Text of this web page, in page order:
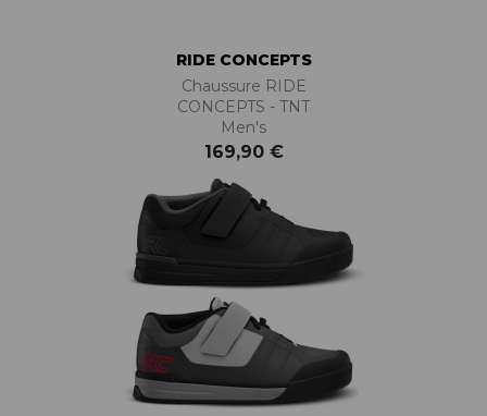
RIDE CONCEPTS
Chaussure RIDE
CONCEPTS - TNT
Men's
169,90 €